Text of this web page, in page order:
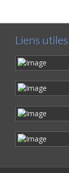
Liens utiles